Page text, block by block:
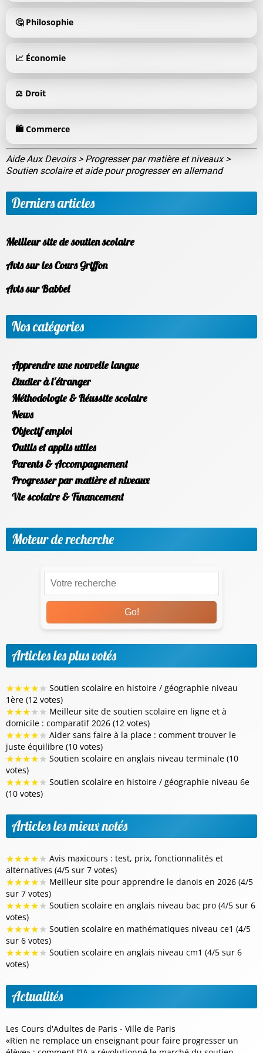
demander de l'aide pour surmonter vos blocages. Bonne
progression !
🤔 Philosophie
📈 Économie
⚖️ Droit
🛍️ Commerce
Aide Aux Devoirs > Progresser par matière et niveaux >
Soutien scolaire et aide pour progresser en allemand
Derniers articles
Meilleur site de soutien scolaire
Avis sur les Cours Griffon
Avis sur Babbel
Nos catégories
Apprendre une nouvelle langue
Etudier à l'étranger
Méthodologie & Réussite scolaire
News
Objectif emploi
Outils et applis utiles
Parents & Accompagnement
Progresser par matière et niveaux
Vie scolaire & Financement
Moteur de recherche
Go!
Articles les plus votés
★★★★★ Soutien scolaire en histoire / géographie niveau
1ère (12 votes)
★★★★★ Meilleur site de soutien scolaire en ligne et à
domicile : comparatif 2026 (12 votes)
★★★★★ Aider sans faire à la place : comment trouver le
juste équilibre (10 votes)
★★★★★ Soutien scolaire en anglais niveau terminale (10
votes)
★★★★★ Soutien scolaire en histoire / géographie niveau 6e
(10 votes)
Articles les mieux notés
★★★★★ Avis maxicours : test, prix, fonctionnalités et
alternatives (4/5 sur 7 votes)
★★★★★ Meilleur site pour apprendre le danois en 2026 (4/5
sur 7 votes)
★★★★★ Soutien scolaire en anglais niveau bac pro (4/5 sur 6
votes)
★★★★★ Soutien scolaire en mathématiques niveau ce1 (4/5
sur 6 votes)
★★★★★ Soutien scolaire en anglais niveau cm1 (4/5 sur 6
votes)
Actualités
Les Cours d'Adultes de Paris - Ville de Paris
«Rien ne remplace un enseignant pour faire progresser un